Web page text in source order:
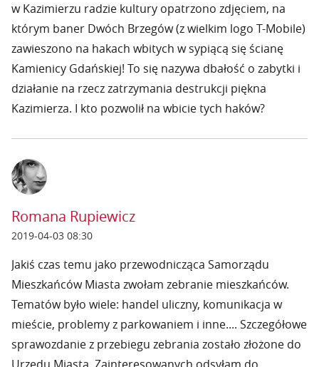
w Kazimierzu radzie kultury opatrzono zdjęciem, na
którym baner Dwóch Brzegów (z wielkim logo T-Mobile)
zawieszono na hakach wbitych w sypiącą się ścianę
Kamienicy Gdańskiej! To się nazywa dbałość o zabytki i
działanie na rzecz zatrzymania destrukcji piękna
Kazimierza. I kto pozwolił na wbicie tych haków?
Romana Rupiewicz
2019-04-03 08:30
Jakiś czas temu jako przewodnicząca Samorządu
Mieszkańców Miasta zwołam zebranie mieszkańców.
Tematów było wiele: handel uliczny, komunikacja w
mieście, problemy z parkowaniem i inne.... Szczegółowe
sprawozdanie z przebiegu zebrania zostało złożone do